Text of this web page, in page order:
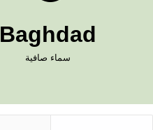
Baghdad
سماء صافية